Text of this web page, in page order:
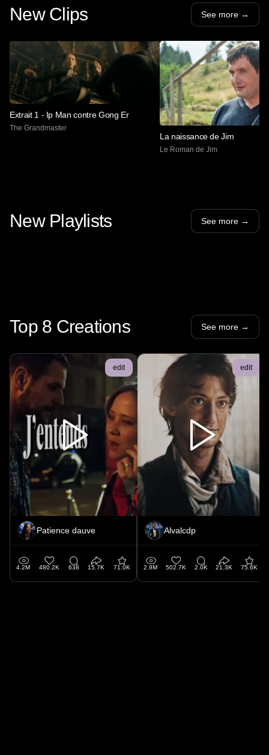
New Clips See more →
Extrait 1 - Ip Man contre Gong Er
The Grandmaster
La naissance de Jim
Le Roman de Jim
New Playlists See more →
Hokum
Top 8 Creations See more →
edit
Patience dauve
4.2M 480.2K 638 15.7K 71.0K
edit
Alvalcdp
2.9M 502.7K 2.0K 21.3K 75.6K